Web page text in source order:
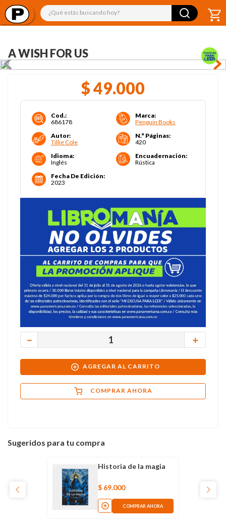
¿Qué estás buscando hoy?
A WISH FOR US
$49.000
Cod.:
686178
Marca:
Penguin Books
Autor:
Tillie Cole
N.° Páginas:
420
Idioma:
Inglés
Encuadernación:
Rústica
Fecha De Edición:
2023
＋
－
AGREGAR AL CARRITO
COMPRAR AHORA
Sugeridos para tu compra
Historia de la magia
$ 69.000
COMPRAR AHORA